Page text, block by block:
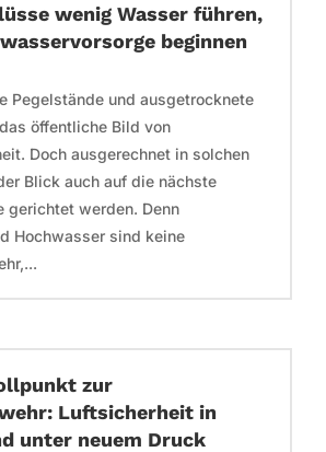
wenig Wasser führen,
beginnen
Pegelstände und ausgetrocknete
öffentliche Bild von
Doch ausgerechnet in solchen
Blick auch auf die nächste
gerichtet werden. Denn
Hochwasser sind keine
zur
Luftsicherheit in
unter neuem Druck